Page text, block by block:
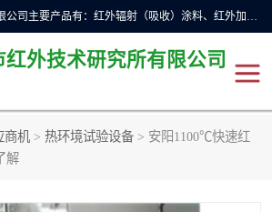
许昌市红外技术研究所有限公司主要产品有：红外辐射（吸收）涂料、红外加热元件、红外辐射加热模块（板）、红外辐射加热炉（箱）、快速红外辐射加热器、系列高端红外加热实验设备、系列红外加热控制器等。
红外技术研究所有限公司
商机 > 热环境试验设备 > 安阳1100℃快速红
解
红外辐射加热器